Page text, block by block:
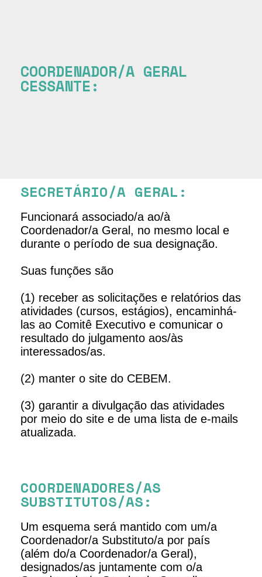
COORDENADOR/A GERAL
CESSANTE:
SECRETÁRIO/A GERAL:
Funcionará associado/a ao/à
Coordenador/a Geral, no mesmo local e
durante o período de sua designação.
Suas funções são
(1) receber as solicitações e relatórios das
atividades (cursos, estágios), encaminhá-
las ao Comitê Executivo e comunicar o
resultado do julgamento aos/às
interessados/as.
(2) manter o site do CEBEM.
(3) garantir a divulgação das atividades
por meio do site e de uma lista de e-mails
atualizada.
COORDENADORES/AS
SUBSTITUTOS/AS:
Um esquema será mantido com um/a
Coordenador/a Substituto/a por país
(além do/a Coordenador/a Geral),
designados/as juntamente com o/a